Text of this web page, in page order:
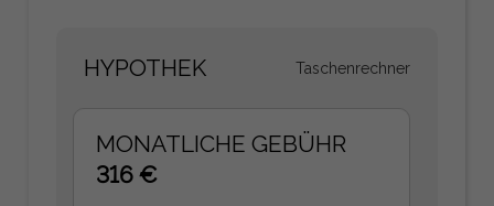
HYPOTHEK Taschenrechner
MONATLICHE GEBÜHR
316 €